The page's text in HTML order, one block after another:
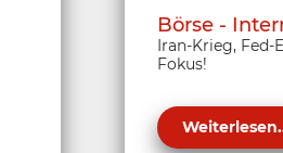
Börse -
Iran-Krieg, Fed-
Fokus!